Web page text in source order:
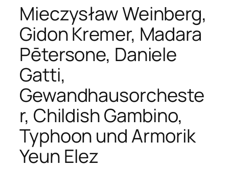
Mieczysław Weinberg,
Gidon Kremer, Madara
Pētersone, Daniele
Gatti,
Gewandhausorcheste
r, Childish Gambino,
Typhoon und Armorik
Yeun Elez